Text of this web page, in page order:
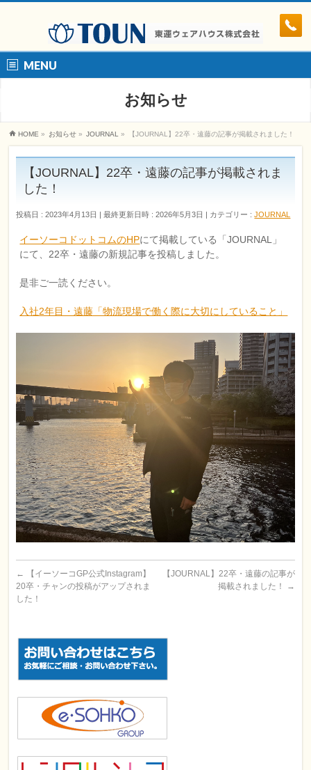
MENU
お知らせ
HOME » お知らせ » JOURNAL » 【JOURNAL】22卒・遠藤の記事が掲載されました！
【JOURNAL】22卒・遠藤の記事が掲載されま
した！
投稿日 : 2023年4月13日 最終更新日時 : 2026年5月3日 カテゴリー :JOURNAL
イーソーコドットコムのHPにて掲載している「JOURNAL」
にて、22卒・遠藤の新規記事を投稿しました。
是非ご一読ください。
入社2年目・遠藤「物流現場で働く際に大切にしていること」
←
【イーソーコGP公式Instagram】
20卒・チャンの投稿がアップされま
した！
【JOURNAL】22卒・遠藤の記事が
掲載されました！
→